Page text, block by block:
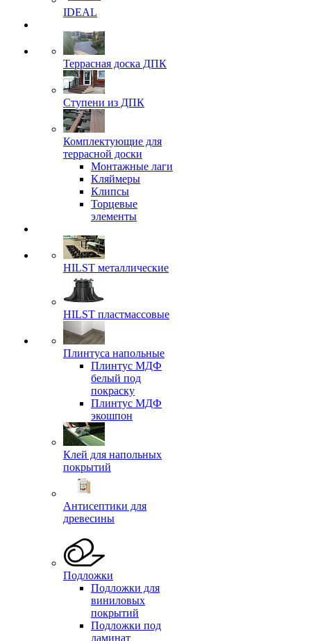
IDEAL
Террасная доска ДПК
Ступени из ДПК
Комплектующие для
террасной доски
Монтажные лаги
Кляймеры
Клипсы
Торцевые
элементы
HILST металлические
HILST пластмассовые
Плинтуса напольные
Плинтус МДФ
белый под
покраску
Плинтус МДФ
экошпон
Клей для напольных
покрытий
Антисептики для
древесины
Подложки
Подложки для
виниловых
покрытий
Подложки под
ламинат